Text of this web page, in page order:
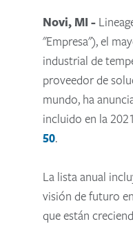
Novi, MI -
"Empresa"), el
industrial de
proveedor de
mundo, ha
incluido en la 2021
50.
La lista anual
visión de futuro
que están